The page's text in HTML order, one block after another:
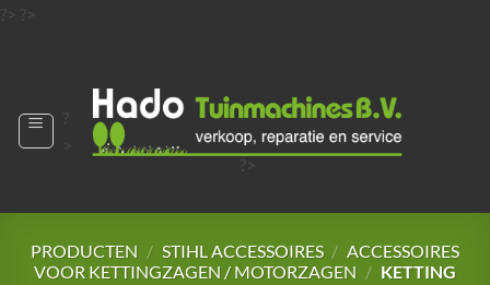
?> ?>
?>
?
PRODUCTEN / STIHL ACCESSOIRES / ACCESSOIRES
VOOR KETTINGZAGEN / MOTORZAGEN / KETTING